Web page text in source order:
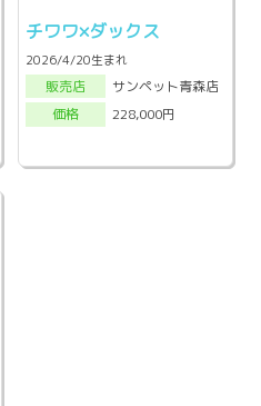
チワワ×ダックス
2026/4/20生まれ
販売店
サンペット青森店
価格
228,000円